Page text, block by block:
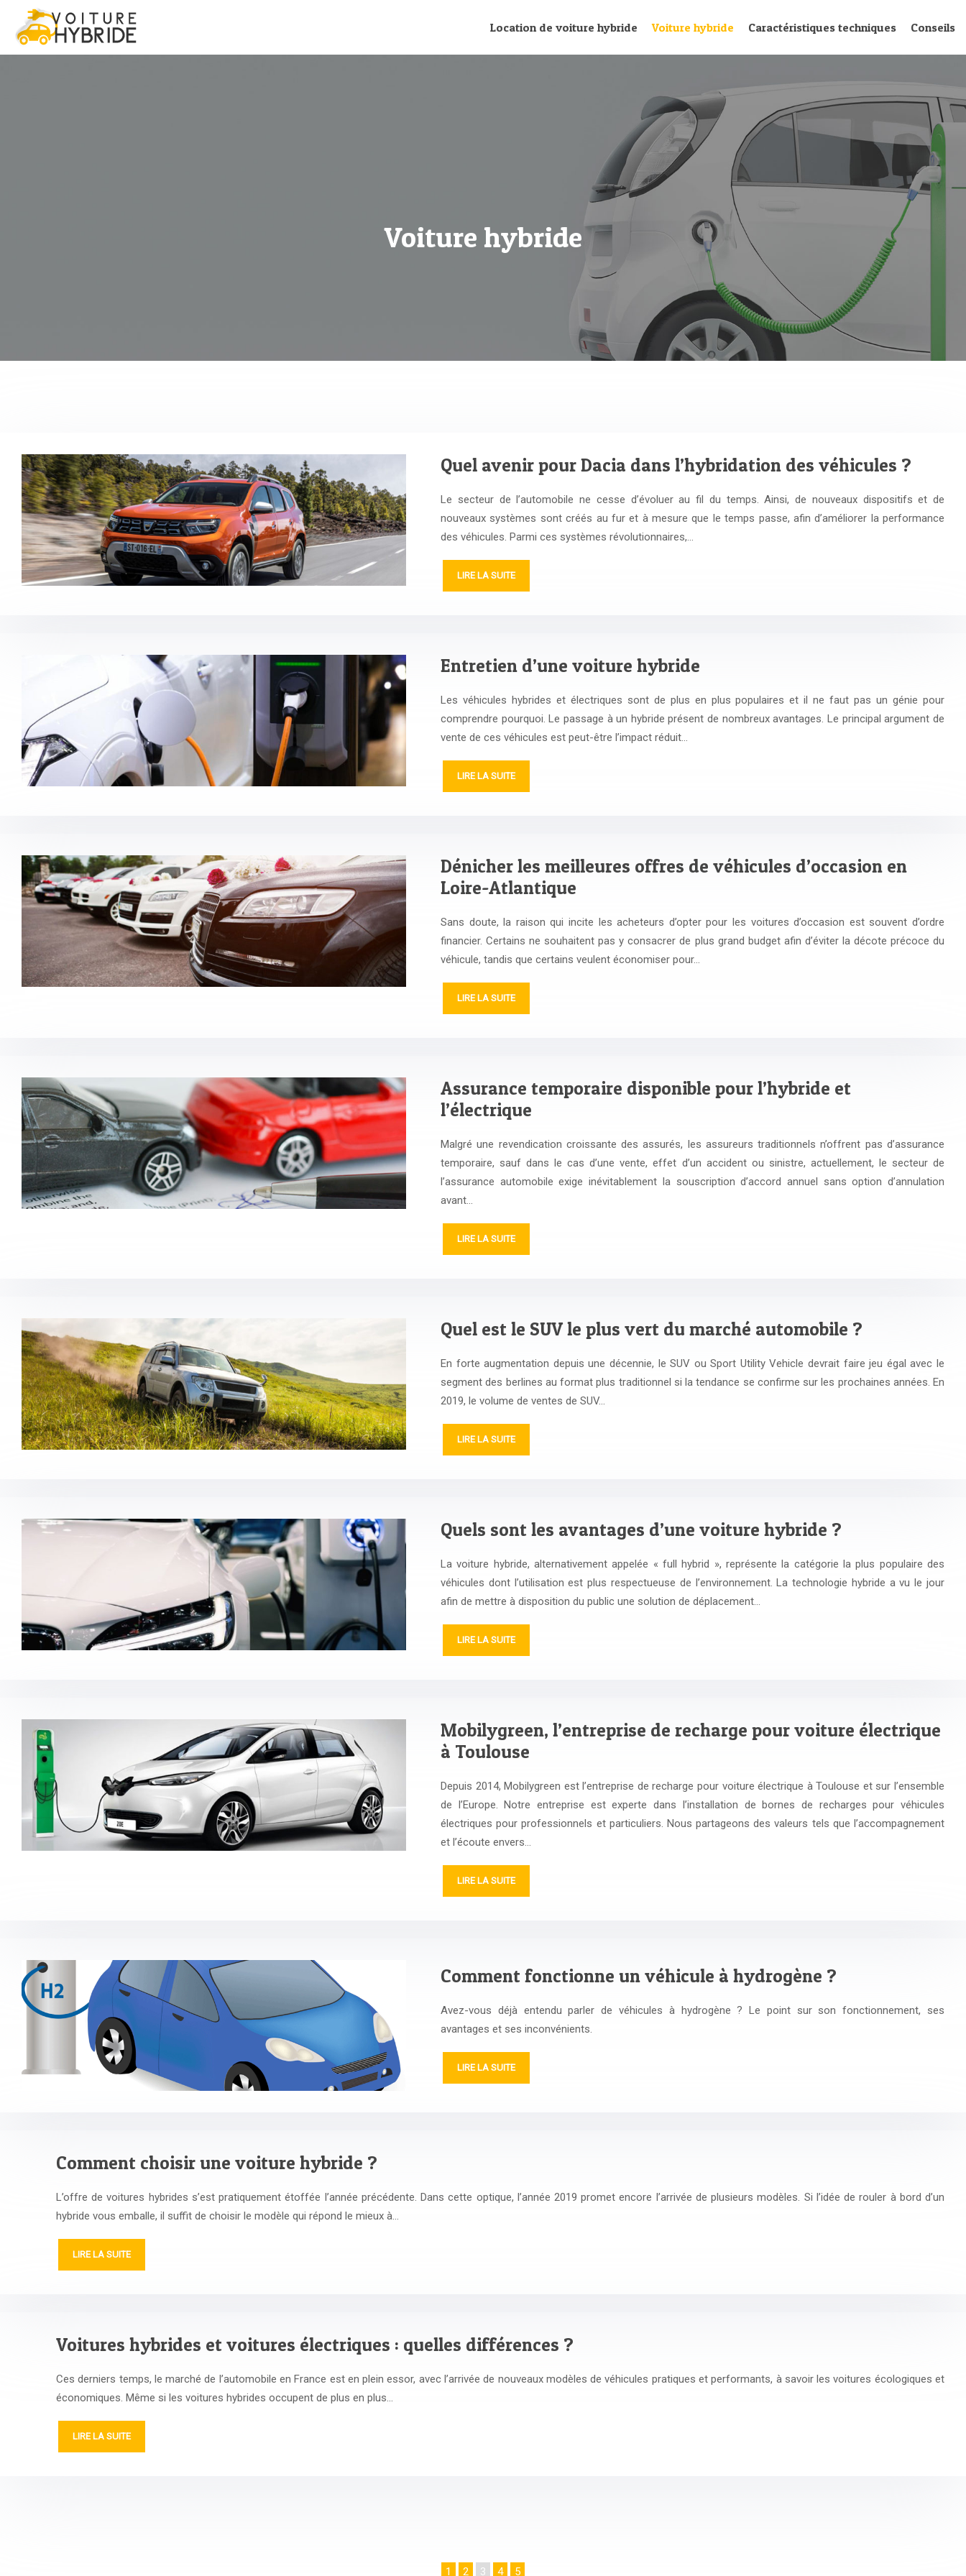
Location de voiture hybride Voiture hybride Caractéristiques techniques Conseils
Voiture hybride
Quel avenir pour Dacia dans l’hybridation des véhicules ?
Le secteur de l’automobile ne cesse d’évoluer au fil du temps. Ainsi, de nouveaux dispositifs et de
nouveaux systèmes sont créés au fur et à mesure que le temps passe, afin d’améliorer la performance
des véhicules. Parmi ces systèmes révolutionnaires,…
LIRE LA SUITE
Entretien d’une voiture hybride
Les véhicules hybrides et électriques sont de plus en plus populaires et il ne faut pas un génie pour
comprendre pourquoi. Le passage à un hybride présent de nombreux avantages. Le principal argument de
vente de ces véhicules est peut-être l’impact réduit…
LIRE LA SUITE
Dénicher les meilleures offres de véhicules d’occasion en
Loire-Atlantique
Sans doute, la raison qui incite les acheteurs d’opter pour les voitures d’occasion est souvent d’ordre
financier. Certains ne souhaitent pas y consacrer de plus grand budget afin d’éviter la décote précoce du
véhicule, tandis que certains veulent économiser pour…
LIRE LA SUITE
Assurance temporaire disponible pour l’hybride et
l’électrique
Malgré une revendication croissante des assurés, les assureurs traditionnels n’offrent pas d’assurance
temporaire, sauf dans le cas d’une vente, effet d’un accident ou sinistre, actuellement, le secteur de
l’assurance automobile exige inévitablement la souscription d’accord annuel sans option d’annulation
avant…
LIRE LA SUITE
Quel est le SUV le plus vert du marché automobile ?
En forte augmentation depuis une décennie, le SUV ou Sport Utility Vehicle devrait faire jeu égal avec le
segment des berlines au format plus traditionnel si la tendance se confirme sur les prochaines années. En
2019, le volume de ventes de SUV…
LIRE LA SUITE
Quels sont les avantages d’une voiture hybride ?
La voiture hybride, alternativement appelée « full hybrid », représente la catégorie la plus populaire des
véhicules dont l’utilisation est plus respectueuse de l’environnement. La technologie hybride a vu le jour
afin de mettre à disposition du public une solution de déplacement…
LIRE LA SUITE
Mobilygreen, l’entreprise de recharge pour voiture électrique
à Toulouse
Depuis 2014, Mobilygreen est l’entreprise de recharge pour voiture électrique à Toulouse et sur l’ensemble
de l’Europe. Notre entreprise est experte dans l’installation de bornes de recharges pour véhicules
électriques pour professionnels et particuliers. Nous partageons des valeurs tels que l’accompagnement
et l’écoute envers…
LIRE LA SUITE
Comment fonctionne un véhicule à hydrogène ?
Avez-vous déjà entendu parler de véhicules à hydrogène ? Le point sur son fonctionnement, ses
avantages et ses inconvénients.
LIRE LA SUITE
Comment choisir une voiture hybride ?
L’offre de voitures hybrides s’est pratiquement étoffée l’année précédente. Dans cette optique, l’année 2019 promet encore l’arrivée de plusieurs modèles. Si l’idée de rouler à bord d’un
hybride vous emballe, il suffit de choisir le modèle qui répond le mieux à…
LIRE LA SUITE
Voitures hybrides et voitures électriques : quelles différences ?
Ces derniers temps, le marché de l’automobile en France est en plein essor, avec l’arrivée de nouveaux modèles de véhicules pratiques et performants, à savoir les voitures écologiques et
économiques. Même si les voitures hybrides occupent de plus en plus…
LIRE LA SUITE
1 2 3 4 5